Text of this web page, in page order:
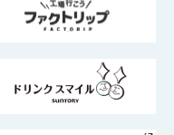
リティ経営